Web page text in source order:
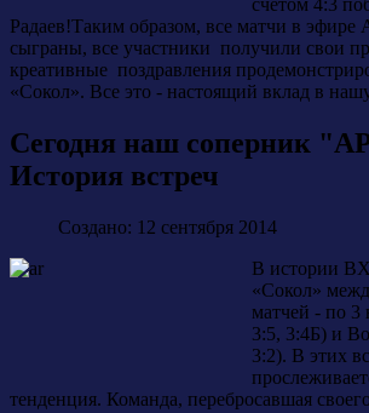
счетом 4:3
Радаев!Таким образом, все матчи в эфире
сыграны, все участники получили свои
креативные поздравления
«Сокол». Все это - настоящий вклад в
Сегодня наш соперник
История встреч
Создано: 12 сентября 2014
В истории
«Сокол»
матчей - по 3
3:5, 3:4Б) и
3:2). В этих
тенденция. Команда, перебросавшая